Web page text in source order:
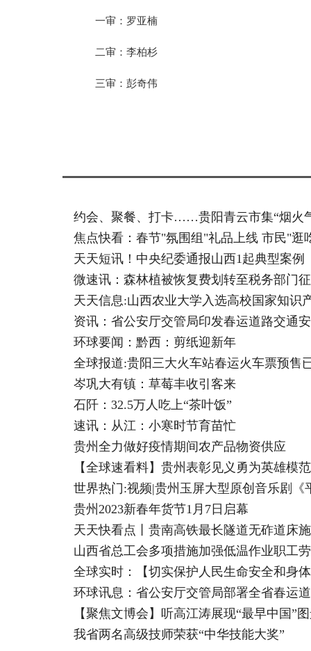
一审：罗亚楠
二审：李柏杉
三审：彭奇伟
约会、聚餐、打卡……贵阳青云市集“烟火
焦点快看：春节"氛围组"礼品上线 市民"逛
天天短讯！中央纪委通报山西1起典型案例
微速讯：森林植被恢复费划转至税务部门
天天信息:山西农业大学入选高校国家知识
资讯：省公安厅交管局印发春运道路交通
环球要闻：黔西：剪纸迎新年
全球报道:贵阳三大火车站春运火车票预售
岑巩大有镇：草莓丰收引客来
石阡：32.5万人吃上“茶叶饭”
速讯：从江：小寒时节育苗忙
贵州全力做好疫情期间农产品物资供应
【全球速看料】贵州表彰见义勇为英雄模
世界热门:视频|贵州玉屏大型原创音乐剧《
贵州2023新春年货节1月7日启幕
天天快看点丨贵南高铁最长隧道无砟道床
山西省总工会多项措施加强低温作业职工
全球实时：【切实保护人民生命安全和身
环球讯息：省公安厅交管局部署全省春运
【聚焦文博会】听高江涛展现“最早中国”
我省两名高级技师荣获“中华技能大奖”